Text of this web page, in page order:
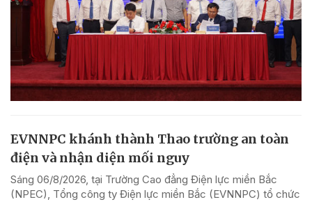
EVNNPC khánh thành Thao trường an toàn
điện và nhận diện mối nguy
Sáng 06/8/2026, tại Trường Cao đẳng Điện lực miền Bắc
(NPEC), Tổng công ty Điện lực miền Bắc (EVNNPC) tổ chức